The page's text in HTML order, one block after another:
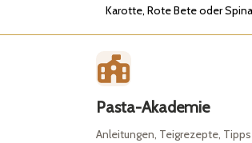
Karotte, Rote Bete oder
Pasta-Akademie
Anleitungen, Teigrezepte,